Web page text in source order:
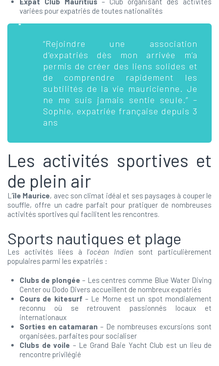
variées pour expatriés de toutes nationalités
“Rejoindre une association
d’expatriés dès mon arrivée m’a
permis de créer des liens solides et
de comprendre rapidement les
subtilités de la vie mauricienne. Je
ne me suis jamais sentie seule.” –
Sophie, expatriée française depuis 3
ans
Les activités sportives et
de plein air
L’île Maurice, avec son climat idéal et ses paysages à couper le
souffle, offre un cadre parfait pour pratiquer de nombreuses
activités sportives qui facilitent les rencontres.
Sports nautiques et plage
Les activités liées à l’océan Indien sont particulièrement
populaires parmi les expatriés :
Clubs de plongée – Les centres comme Blue Water Diving
Center ou Dodo Divers accueillent de nombreux expatriés
Cours de kitesurf – Le Morne est un spot mondialement
reconnu où se retrouvent passionnés locaux et
internationaux
Sorties en catamaran – De nombreuses excursions sont
organisées, parfaites pour socialiser
Clubs de voile – Le Grand Baie Yacht Club est un lieu de
rencontre privilégié